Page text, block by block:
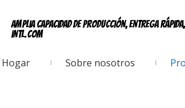
Amplia capacidad de producción, entrega
intl.com
Hogar Sobre nosotros